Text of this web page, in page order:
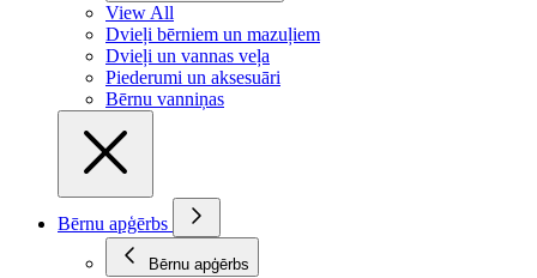
View All
Dvieļi bērniem un mazuļiem
Dvieļi un vannas veļa
Piederumi un aksesuāri
Bērnu vanniņas
Bērnu apģērbs
Bērnu apģērbs